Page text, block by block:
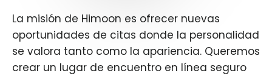
La misión de Himoon es ofrecer nuevas
oportunidades de citas donde la personalidad
se valora tanto como la apariencia. Queremos
crear un lugar de encuentro en línea seguro